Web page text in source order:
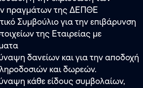
πραγμάτων της ΔΕΠΘΕ
Συμβούλιο για την επιβάρυνση
της Εταιρείας με
δανείων και για την αποδοχή
και δωρεών.
κάθε είδους συμβολαίων,